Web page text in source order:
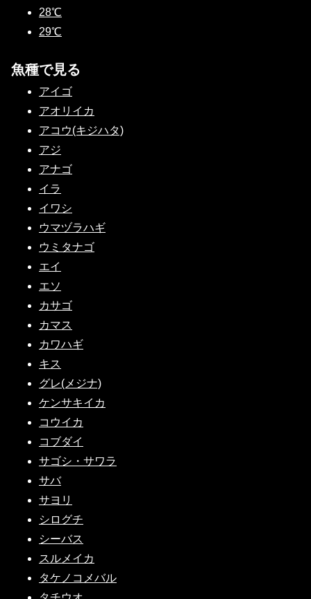
28℃
29℃
魚種で見る
アイゴ
アオリイカ
アコウ(キジハタ)
アジ
アナゴ
イラ
イワシ
ウマヅラハギ
ウミタナゴ
エイ
エソ
カサゴ
カマス
カワハギ
キス
グレ(メジナ)
ケンサキイカ
コウイカ
コブダイ
サゴシ・サワラ
サバ
サヨリ
シログチ
シーバス
スルメイカ
タケノコメバル